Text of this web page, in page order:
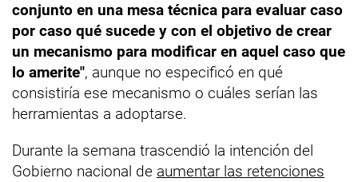
conjunto en una mesa técnica para evaluar caso
por caso qué sucede y con el objetivo de crear
un mecanismo para modificar en aquel caso que
lo amerite", aunque no especificó en qué
consistiría ese mecanismo o cuáles serían las
herramientas a adoptarse.
Durante la semana trascendió la intención del
Gobierno nacional de aumentar las retenciones